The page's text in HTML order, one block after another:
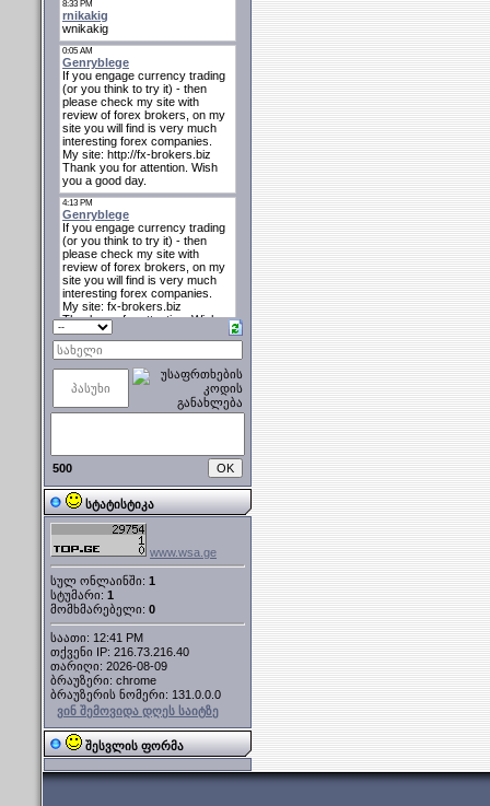
500
სტატისტიკა
www.wsa.ge
სულ ონლაინში: 1
სტუმარი: 1
მომხმარებელი: 0
საათი: 12:41 PM
თქვენი IP: 216.73.216.40
თარიღი: 2026-08-09
ბრაუზერი: chrome
ბრაუზერის ნომერი: 131.0.0.0
ვინ შემოვიდა დღეს საიტზე
შესვლის ფორმა